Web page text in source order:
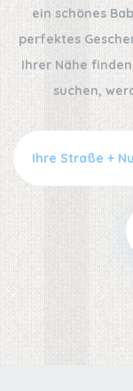
ein schönes
perfektes
Ihrer Nähe
suchen,